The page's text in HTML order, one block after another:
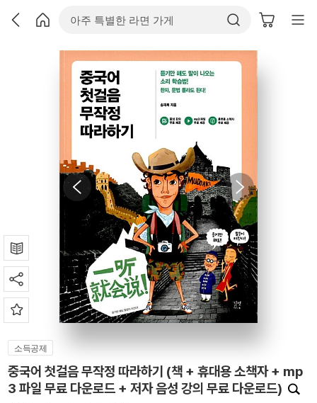
소득공제
중국어 첫걸음 무작정 따라하기 (책 + 휴대용 소책자 + mp
3 파일 무료 다운로드 + 저자 음성 강의 무료 다운로드)